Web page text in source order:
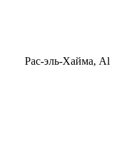
Pac-эль-Хайма, Al